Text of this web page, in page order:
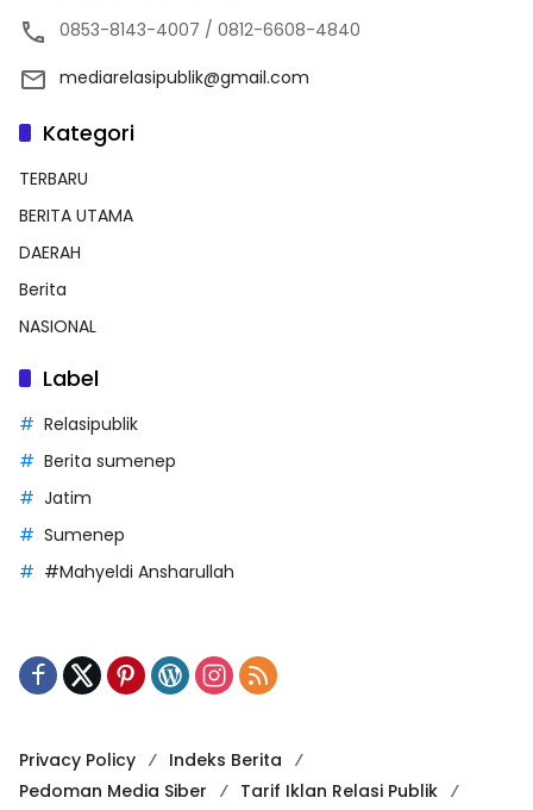
0853-8143-4007 / 0812-6608-4840
mediarelasipublik@gmail.com
Kategori
TERBARU
BERITA UTAMA
DAERAH
Berita
NASIONAL
Label
Relasipublik
Berita sumenep
Jatim
Sumenep
#Mahyeldi Ansharullah
Privacy Policy
Indeks Berita
Pedoman Media Siber
Tarif Iklan Relasi Publik